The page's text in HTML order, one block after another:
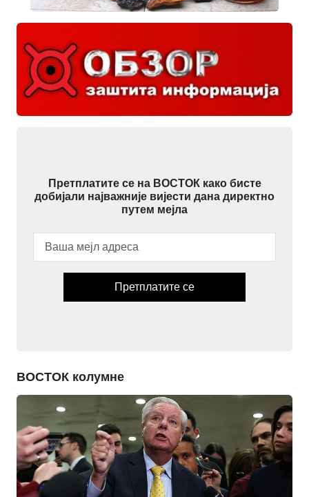
Претплатите се на ВОСТОК како бисте
добијали најважније вијести дана директно
путем мејла
Претплатите се
ВОСТОК колумне